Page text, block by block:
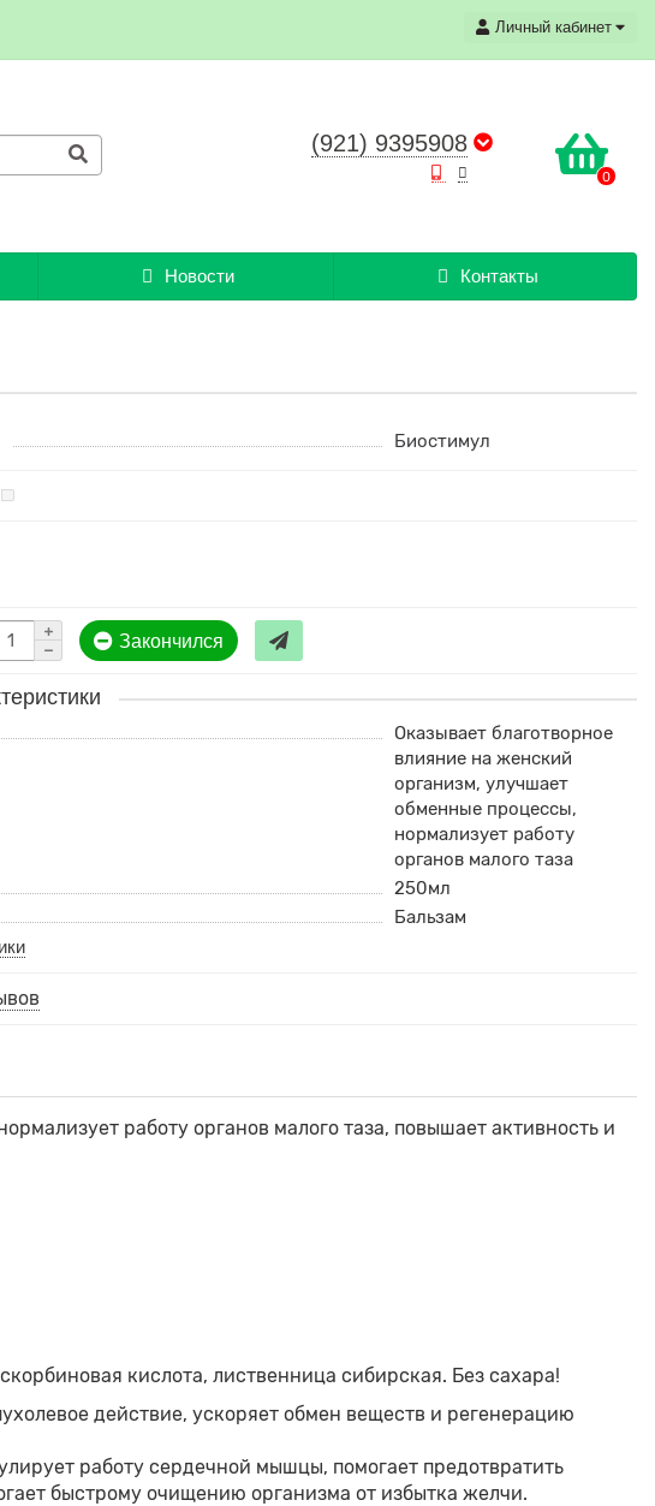
Личный кабинет
(921) 9395908
0
Новости Контакты
Биостимул
Закончился
Оказывает благотворное
влияние на женский
организм, улучшает
обменные процессы,
нормализует работу
органов малого таза
250мл
Бальзам
работу органов малого таза, повышает активность и
кислота, лиственница сибирская. Без сахара!
действие, ускоряет обмен веществ и регенерацию
работу сердечной мышцы, помогает предотвратить
быстрому очищению организма от избытка желчи.